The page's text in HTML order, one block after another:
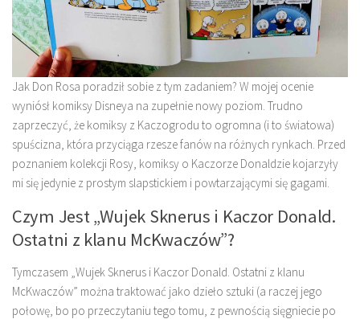
Jak Don Rosa poradził sobie z tym zadaniem? W mojej ocenie
wyniósł komiksy Disneya na zupełnie nowy poziom. Trudno
zaprzeczyć, że komiksy z Kaczogrodu to ogromna (i to światowa)
spuścizna, która przyciąga rzesze fanów na różnych rynkach. Przed
poznaniem kolekcji Rosy, komiksy o Kaczorze Donaldzie kojarzyły
mi się jedynie z prostym slapstickiem i powtarzającymi się gagami.
Czym Jest „Wujek Sknerus i Kaczor Donald.
Ostatni z klanu McKwaczów”?
Tymczasem „Wujek Sknerus i Kaczor Donald. Ostatni z klanu
McKwaczów” można traktować jako dzieło sztuki (a raczej jego
połowę, bo po przeczytaniu tego tomu, z pewnością sięgniecie po